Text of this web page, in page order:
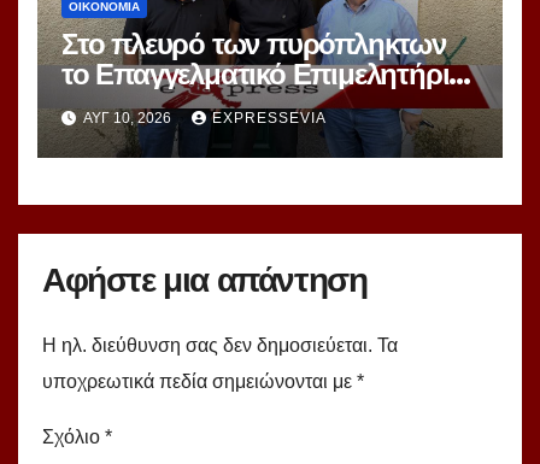
ΟΙΚΟΝΟΜΙΑ
Στο πλευρό των πυρόπληκτων
το Επαγγελματικό Επιμελητήριο
Αθηνών στο Δήμο Μάνδρας και
στο Δήμο Χαϊδαρίου
ΑΥΓ 10, 2026 EXPRESSEVIA
Αφήστε μια απάντηση
Η ηλ. διεύθυνση σας δεν δημοσιεύεται. Τα
υποχρεωτικά πεδία σημειώνονται με *
Σχόλιο *